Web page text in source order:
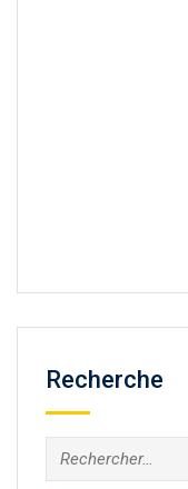
Recherche
Rechercher :